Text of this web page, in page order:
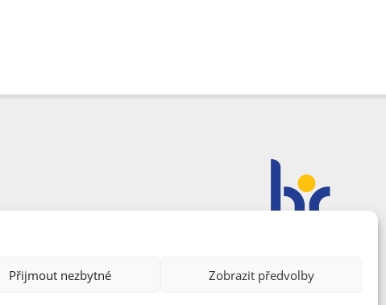
Přijmout nezbytné Zobrazit předvolby